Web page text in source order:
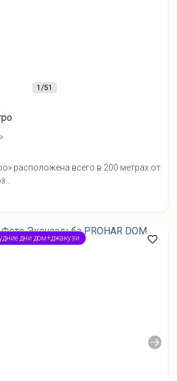
1/51
расположена всего в 200 метрах от
дни дом+джакузи